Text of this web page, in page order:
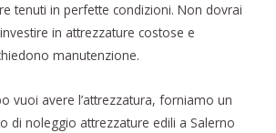
tenuti in perfette condizioni. Non dovrai
in attrezzature costose e
manutenzione.
vuoi avere l’attrezzatura, forniamo un
di noleggio attrezzature edili a Salerno